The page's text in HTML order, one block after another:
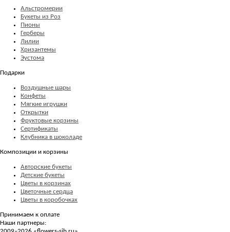
Альстромерии
Букеты из Роз
Пионы
Герберы
Лилии
Хризантемы
Эустома
Подарки
Воздушные шары
Конфеты
Мягкие игрушки
Открытки
Фруктовые корзины
Сертификаты
Клубника в шоколаде
Композиции и корзины
Авторские букеты
Детские букеты
Цветы в корзинах
Цветочные сердца
Цветы в коробочках
Принимаем к оплате
Наши партнеры: